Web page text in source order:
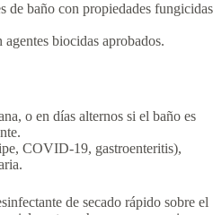
de baño con propiedades fungicidas
biocidas aprobados.
o en días alternos si el baño es
COVID-19, gastroenteritis),
de secado rápido sobre el